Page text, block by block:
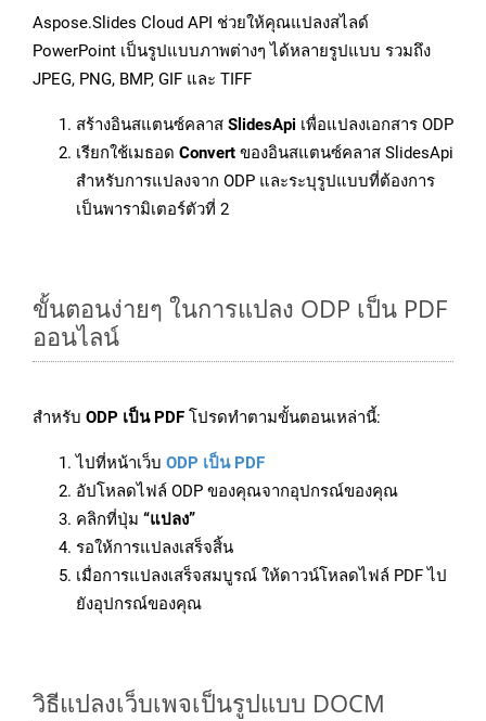
Aspose.Slides Cloud API ช่วยให้คุณแปลงสไลด์
PowerPoint เป็นรูปแบบภาพต่างๆ ได้หลายรูปแบบ รวมถึง
JPEG, PNG, BMP, GIF และ TIFF
สร้างอินสแตนซ์คลาส SlidesApi เพื่อแปลงเอกสาร ODP
เรียกใช้เมธอด Convert ของอินสแตนซ์คลาส SlidesApi
สำหรับการแปลงจาก ODP และระบุรูปแบบที่ต้องการ
เป็นพารามิเตอร์ตัวที่ 2
ขั้นตอนง่ายๆ ในการแปลง ODP เป็น PDF
ออนไลน์
สำหรับ ODP เป็น PDF โปรดทำตามขั้นตอนเหล่านี้:
ไปที่หน้าเว็บ ODP เป็น PDF
อัปโหลดไฟล์ ODP ของคุณจากอุปกรณ์ของคุณ
คลิกที่ปุ่ม “แปลง”
รอให้การแปลงเสร็จสิ้น
เมื่อการแปลงเสร็จสมบูรณ์ ให้ดาวน์โหลดไฟล์ PDF ไป
ยังอุปกรณ์ของคุณ
วิธีแปลงเว็บเพจเป็นรูปแบบ DOCM